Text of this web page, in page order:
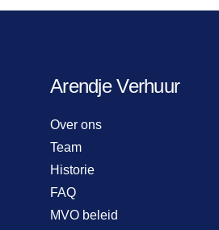
Arendje Verhuur
Over ons
Team
Historie
FAQ
MVO beleid